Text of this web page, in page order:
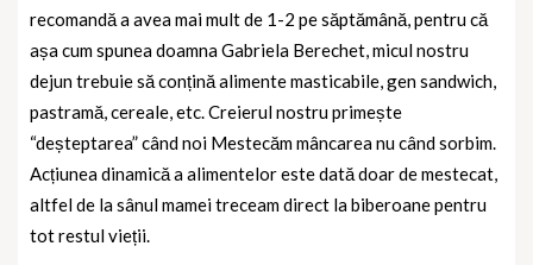
recomandă a avea mai mult de 1-2 pe săptămână, pentru că
așa cum spunea doamna Gabriela Berechet, micul nostru
dejun trebuie să conțină alimente masticabile, gen sandwich,
pastramă, cereale, etc. Creierul nostru primește
“deșteptarea” când noi Mestecăm mâncarea nu când sorbim.
Acțiunea dinamică a alimentelor este dată doar de mestecat,
altfel de la sânul mamei treceam direct la biberoane pentru
tot restul vieții.